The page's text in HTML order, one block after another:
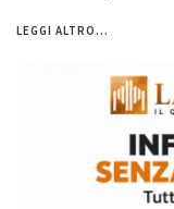
LEGGI ALTRO...